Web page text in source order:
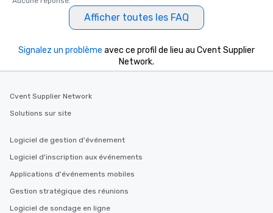
Afficher toutes les FAQ
Signalez un problème avec ce profil de lieu au Cvent Supplier
Network.
Cvent Supplier Network
Solutions sur site
Logiciel de gestion d'événement
Logiciel d'inscription aux événements
Applications d'événements mobiles
Gestion stratégique des réunions
Logiciel de sondage en ligne